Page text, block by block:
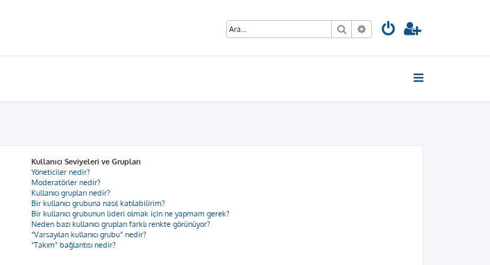
Ara Gelişmiş arama
Kullanıcı Seviyeleri ve Grupları
Yöneticiler nedir?
Moderatörler nedir?
Kullanıcı grupları nedir?
Bir kullanıcı grubuna nasıl katılabilirim?
Bir kullanıcı grubunun lideri olmak için ne yapmam gerek?
Neden bazı kullanıcı grupları farklı renkte görünüyor?
“Varsayılan kullanıcı grubu” nedir?
“Takım” bağlantısı nedir?